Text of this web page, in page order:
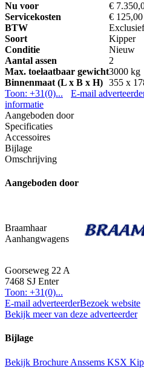
Nu voor €
Servicekosten
€ 125,00
BTW
Exclusief
Soort
Kipper
Conditie
Nieuw
Aantal assen
2
Max. toelaatbaar gewicht3000 kg
Binnenmaat (L x B x H) 355 x
Toon: +31(0)...
E-mail
informatie
Aangeboden door
Specificaties
Accessoires
Bijlage
Omschrijving
Aangeboden door
Braamhaar
Aanhangwagens
Goorseweg 22 A
7468 SJ Enter
Toon: +31(0)...
E-mail adverteerderBezoek website
Bekijk meer van deze adverteerder
Bijlage
Bekijk Brochure Anssems KSX